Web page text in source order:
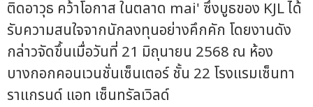
ติดอาวุธ คว้าโอกาส ในตลาด mai' ซึ่งบูธของ KJL ได้
รับความสนใจจากนักลงทุนอย่างคึกคัก โดยงานดัง
กล่าวจัดขึ้นเมื่อวันที่ 21 มิถุนายน 2568 ณ ห้อง
บางกอกคอนเวนชั่นเซ็นเตอร์ ชั้น 22 โรงแรมเซ็นทา
ราแกรนด์ แอท เซ็นทรัลเวิลด์